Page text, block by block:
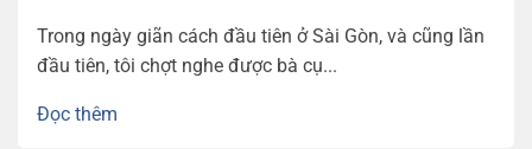
Trong ngày giãn cách đầu tiên ở Sài Gòn, và cũng lần
đầu tiên, tôi chợt nghe được bà cụ...
Đọc thêm